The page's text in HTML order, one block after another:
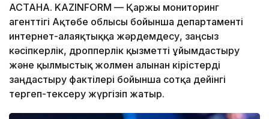
АСТАНА. KAZINFORM — Қаржы мониторинг
агенттігі Ақтөбе облысы бойынша департаменті
интернет-алаяқтыққа жәрдемдесу, заңсыз
кәсіпкерлік, дропперлік қызметті ұйымдастыру
және қылмыстық жолмен алынған кірістерді
заңдастыру фактілері бойынша сотқа дейінгі
тергеп-тексеру жүргізіп жатыр.